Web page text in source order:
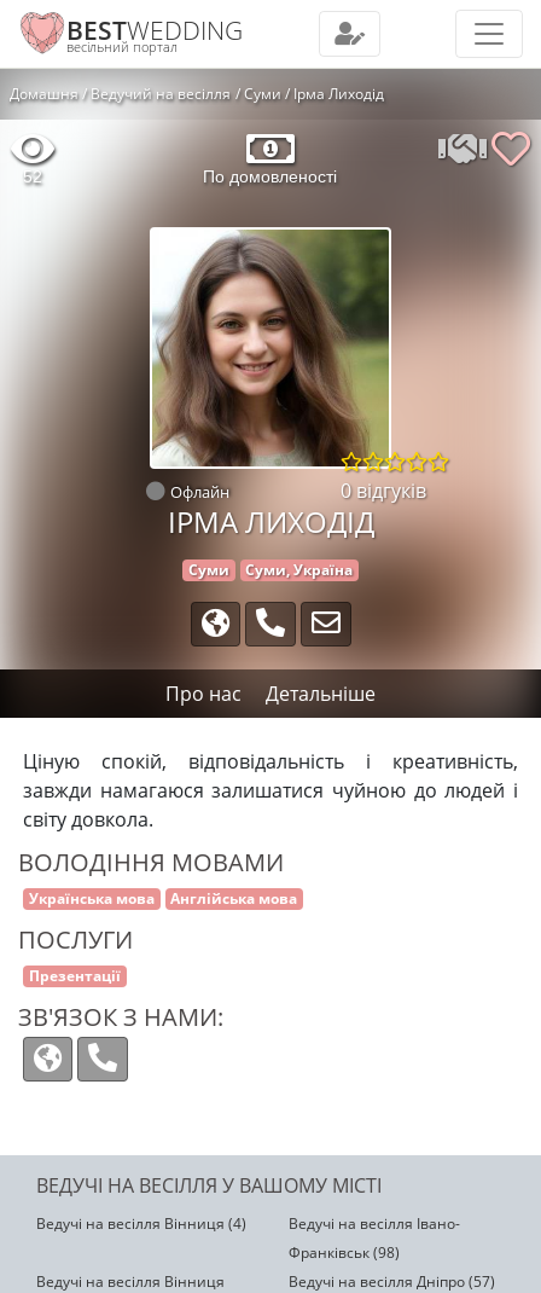
BESTWEDDING
весільний портал
Домашня Ведучий на весілля Суми Ірма Лиходід
52 По домовленості
Офлайн 0 відгуків
ІРМА ЛИХОДІД
Суми Суми, Україна
Про нас Детальніше
Ціную спокій, відповідальність і креативність,
завжди намагаюся залишатися чуйною до людей і
світу довкола.
ВОЛОДІННЯ МОВАМИ
Українська мова Англійська мова
ПОСЛУГИ
Презентації
ЗВ'ЯЗОК З НАМИ:
ВЕДУЧІ НА ВЕСІЛЛЯ У ВАШОМУ МІСТІ
Ведучі на весілля Вінниця (4)
Ведучі на весілля Івано-
Франківськ (98)
Ведучі на весілля Вінниця
Ведучі на весілля Дніпро (57)